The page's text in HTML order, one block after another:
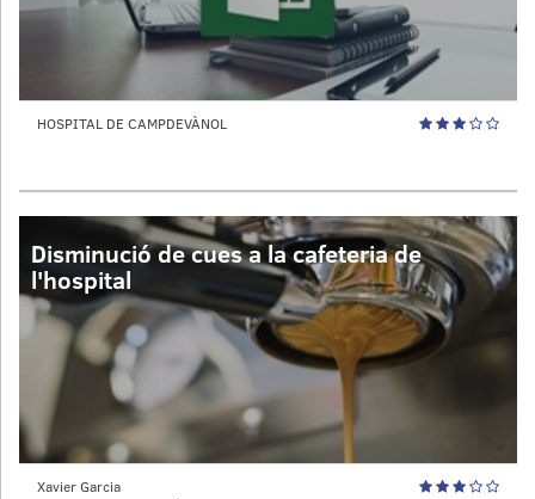
HOSPITAL DE CAMPDEVÀNOL
Disminució de cues a la cafeteria de
l'hospital
Xavier Garcia